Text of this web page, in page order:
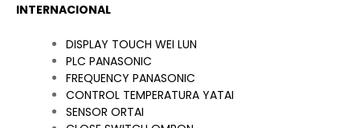
INTERNACIONAL
DISPLAY TOUCH WEI LUN
PLC PANASONIC
FREQUENCY PANASONIC
CONTROL TEMPERATURA YATAI
SENSOR ORTAI